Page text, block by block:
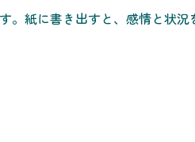
。紙に書き出すと、感情と状況